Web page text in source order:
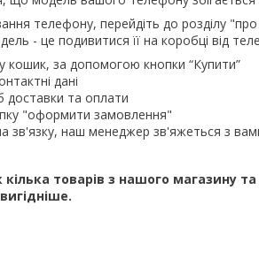
телефону, перейдіть до розділу
- це подивитися її на коробці від
кошик, за допомогою кнопки “Купити”
дані
доставки та оплати
"оформити замовлення"
зв'язку, наш менеджер зв'яжеться з
товарів з нашого магазину